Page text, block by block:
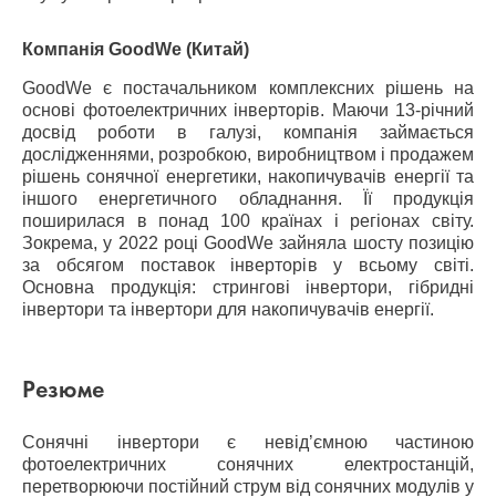
Компанія GoodWe (Китай)
GoodWe є постачальником комплексних рішень на
основі фотоелектричних інверторів. Маючи 13-річний
досвід роботи в галузі, компанія займається
дослідженнями, розробкою, виробництвом і продажем
рішень сонячної енергетики, накопичувачів енергії та
іншого енергетичного обладнання. Її продукція
поширилася в понад 100 країнах і регіонах світу.
Зокрема, у 2022 році GoodWe зайняла шосту позицію
за обсягом поставок інверторів у всьому світі.
Основна продукція: стрингові інвертори, гібридні
інвертори та інвертори для накопичувачів енергії.
Резюме
Сонячні інвертори є невід’ємною частиною
фотоелектричних сонячних електростанцій,
перетворюючи постійний струм від сонячних модулів у